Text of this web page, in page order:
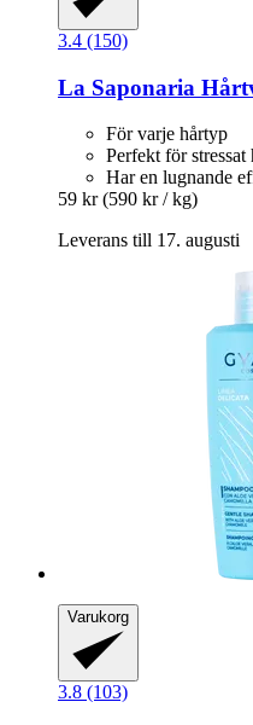
3.4 (150)
La Saponaria
För varje hårtyp
Perfekt för stressat
Har en lugnande
59 kr (590 kr / kg)
Leverans till 17. augusti
Varukorg
3.8 (103)